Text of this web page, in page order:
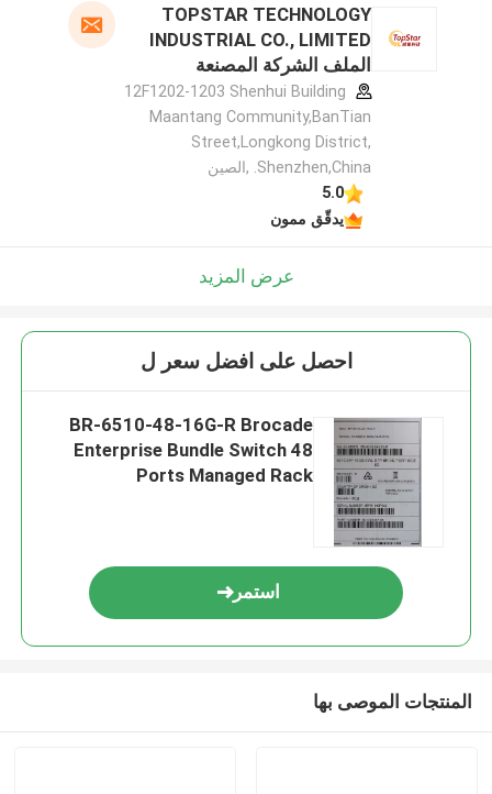
TOPSTAR TECHNOLOGY
INDUSTRIAL CO., LIMITED
الملف الشركة المصنعة
12F1202-1203 Shenhui Building
Maantang Community,BanTian
Street,Longkong District,
Shenzhen,China. ,الصين
5.0
يدقّق ممون
عرض المزيد
احصل على افضل سعر ل
BR-6510-48-16G-R Brocade
Enterprise Bundle Switch 48
Ports Managed Rack
استمر
المنتجات الموصى بها